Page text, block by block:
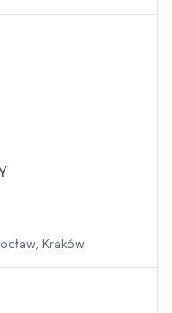
Kraków